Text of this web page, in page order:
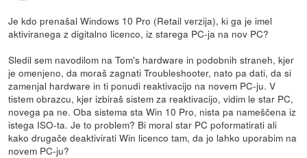
Je kdo prenašal Windows 10 Pro (Retail verzija), ki ga je imel
aktiviranega z digitalno licenco, iz starega PC-ja na nov PC?
Sledil sem navodilom na Tom's hardware in podobnih straneh, kjer
je omenjeno, da moraš zagnati Troubleshooter, nato pa dati, da si
zamenjal hardware in ti ponudi reaktivacijo na novem PC-ju. V
tistem obrazcu, kjer izbiraš sistem za reaktivacijo, vidim le star PC,
novega pa ne. Oba sistema sta Win 10 Pro, nista pa nameščena iz
istega ISO-ta. Je to problem? Bi moral star PC poformatirati ali
kako drugače deaktivirati Win licenco tam, da jo lahko uporabim na
novem PC-ju?